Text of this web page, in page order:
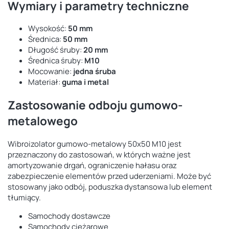
Wymiary i parametry techniczne
Wysokość: 50 mm
Średnica: 50 mm
Długość śruby:20 mm
Średnica śruby: M10
Mocowanie: jedna śruba
Materiał:guma i metal
Zastosowanie odboju gumowo-
metalowego
Wibroizolator gumowo-metalowy 50x50 M10 jest
przeznaczony do zastosowań, w których ważne jest
amortyzowanie drgań, ograniczenie hałasu oraz
zabezpieczenie elementów przed uderzeniami. Może być
stosowany jako odbój, poduszka dystansowa lub element
tłumiący.
Samochody dostawcze
Samochody ciężarowe